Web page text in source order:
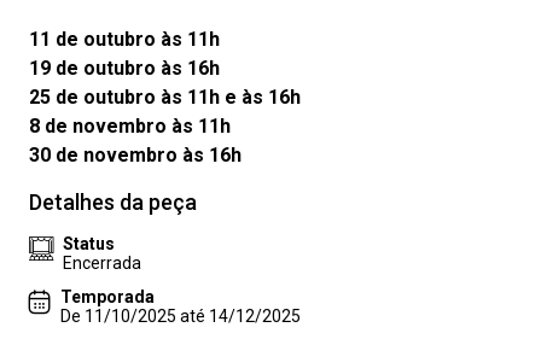
11 de outubro às 11h
19 de outubro às 16h
25 de outubro às 11h e às 16h
8 de novembro às 11h
30 de novembro às 16h
Detalhes da peça
Status
Encerrada
Temporada
De 11/10/2025 até 14/12/2025